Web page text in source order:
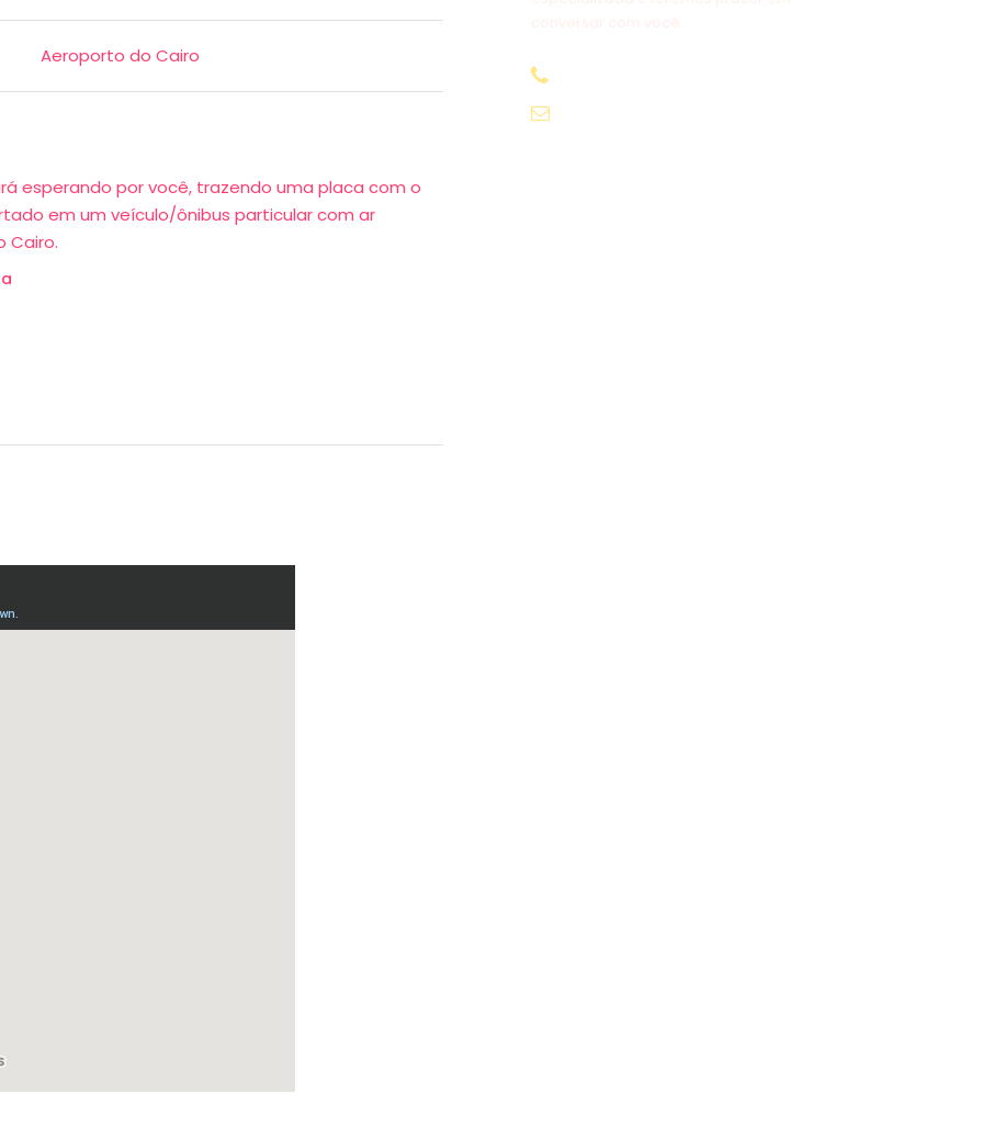
Aeroporto do Cairo
esperando por você, trazendo uma placa com o
em um veículo/ônibus particular com ar
Cairo.